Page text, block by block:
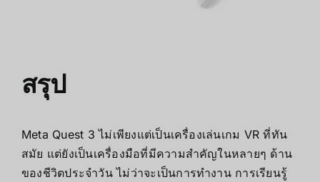
สรุป
Meta Quest 3 ไม่เพียงแต่เป็นเครื่องเล่นเกม VR ที่ทัน
สมัย แต่ยังเป็นเครื่องมือที่มีความสำคัญในหลายๆ ด้าน
ของชีวิตประจำวัน ไม่ว่าจะเป็นการทำงาน การเรียนรู้